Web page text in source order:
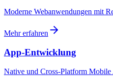
Moderne Webanwendungen mit
Mehr erfahren
App-Entwicklung
Native und Cross-Platform